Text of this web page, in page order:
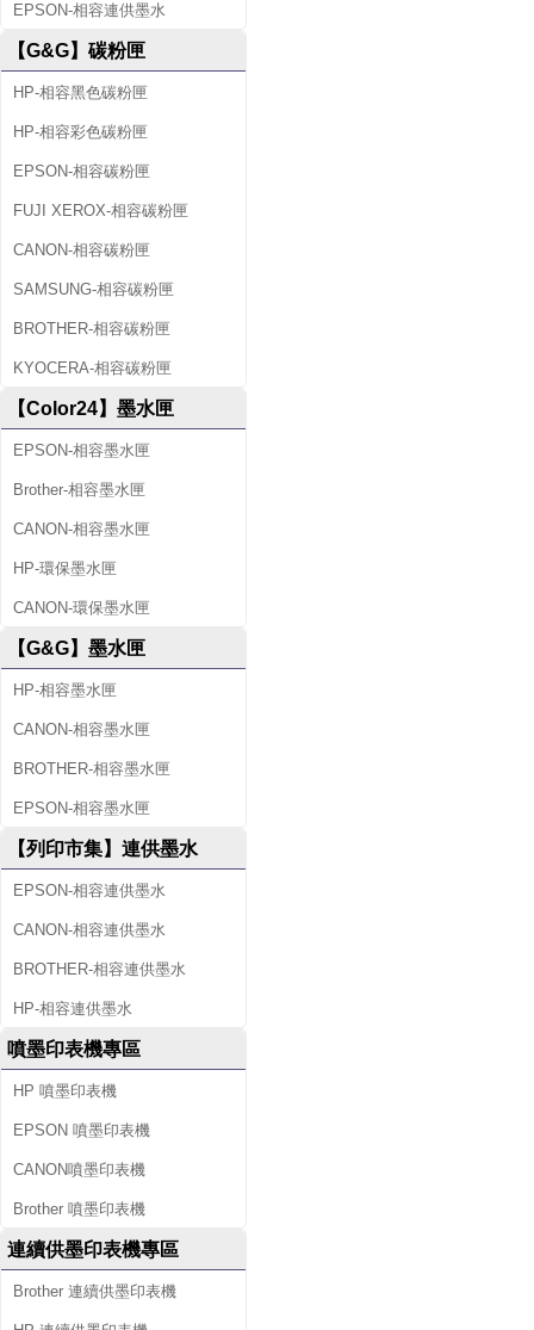
EPSON-相容連供墨水
【G&G】碳粉匣
HP-相容黑色碳粉匣
HP-相容彩色碳粉匣
EPSON-相容碳粉匣
FUJI XEROX-相容碳粉匣
CANON-相容碳粉匣
SAMSUNG-相容碳粉匣
BROTHER-相容碳粉匣
KYOCERA-相容碳粉匣
【Color24】墨水匣
EPSON-相容墨水匣
Brother-相容墨水匣
CANON-相容墨水匣
HP-環保墨水匣
CANON-環保墨水匣
【G&G】墨水匣
HP-相容墨水匣
CANON-相容墨水匣
BROTHER-相容墨水匣
EPSON-相容墨水匣
【列印市集】連供墨水
EPSON-相容連供墨水
CANON-相容連供墨水
BROTHER-相容連供墨水
HP-相容連供墨水
噴墨印表機專區
HP 噴墨印表機
EPSON 噴墨印表機
CANON噴墨印表機
Brother 噴墨印表機
連續供墨印表機專區
Brother 連續供墨印表機